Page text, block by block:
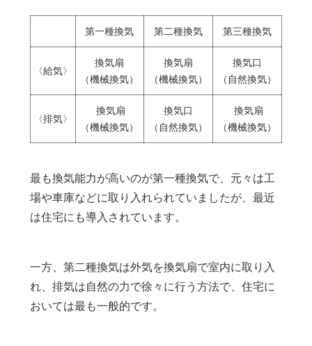
第一種換気 第二種換気 第三種換気
〈給気〉
換気扇
（機械換気）
換気扇
（機械換気）
換気口
（自然換気）
〈排気〉
換気扇
（機械換気）
換気口
（自然換気）
換気扇
（機械換気）
最も換気能力が高いのが第一種換気で、元々は工
場や車庫などに取り入れられていましたが、最近
は住宅にも導入されています。
一方、第二種換気は外気を換気扇で室内に取り入
れ、排気は自然の力で徐々に行う方法で、住宅に
おいては最も一般的です。